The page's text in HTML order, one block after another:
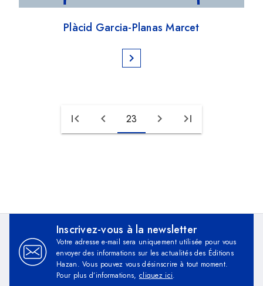
Plàcid Garcia-Planas Marcet
chevron_right
first_page chevron_left 23 chevron_right last_page
Inscrivez-vous à la newsletter
Votre adresse e-mail sera uniquement utilisée pour vous
envoyer des informations sur les actualités des Éditions
Hazan. Vous pouvez vous désinscrire à tout moment.
Pour plus d’informations, cliquez ici.